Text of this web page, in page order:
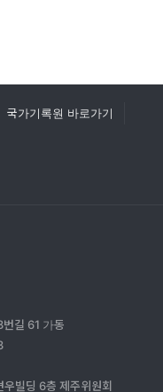
국가기록원 바로가기
길 61 가동
빌딩 6층 제주위원회